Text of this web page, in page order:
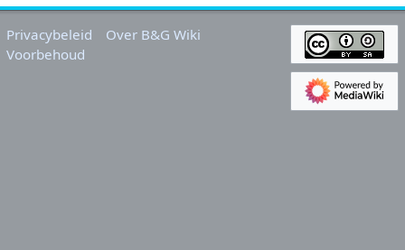
0
1
0
Privacybeleid
Over B&G Wiki
Voorbehoud